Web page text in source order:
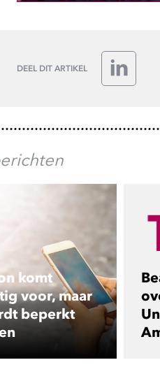
DEEL DIT ARTIKEL
LinkedIn
komt
voor, maar
beperkt